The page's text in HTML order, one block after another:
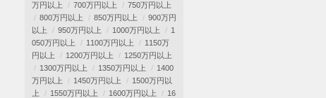
万円以上
700万円以上
750万円以上
800万円以上
850万円以上
900万円
以上
950万円以上 1000万円以上
1
050万円以上
1100万円以上
1150万
円以上
1200万円以上
1250万円以上
1300万円以上
1350万円以上
1400
万円以上
1450万円以上
1500万円以
上
1550万円以上 1600万円以上
16